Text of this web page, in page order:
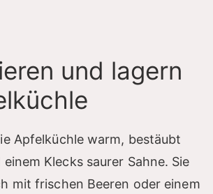
und lagern
Apfelküchle warm, bestäubt
Klecks saurer Sahne. Sie
mit frischen Beeren oder einem